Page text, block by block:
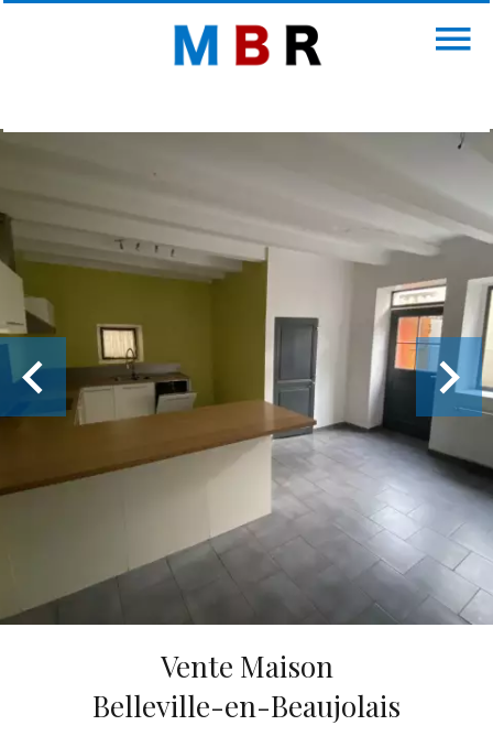
Vente Maison
Belleville-en-Beaujolais